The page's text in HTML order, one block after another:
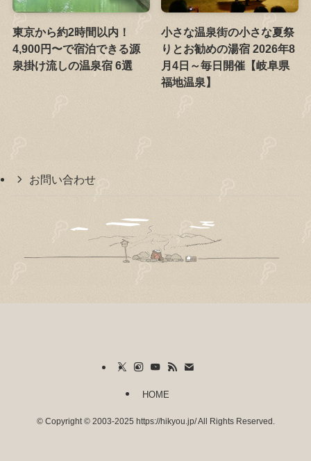
東京から約2時間以内！
4,900円〜で宿泊できる源
泉掛け流しの温泉宿 6選
小さな温泉街の小さな夏祭
りとお勧めの湯宿 2026年8
月4日～毎日開催【岐阜県
福地温泉】
お問い合わせ
HOME
©Copyright © 2003-2025 https://hikyou.jp/ All Rights Reserved.